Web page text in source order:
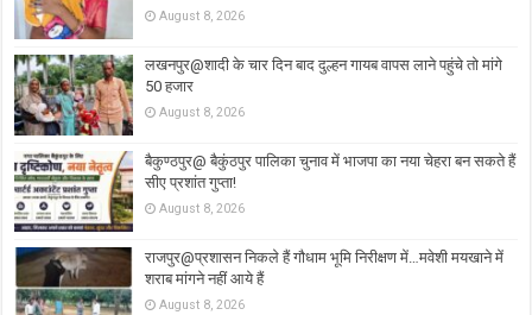
August 8, 2026
लखनपुर@शादी के चार दिन बाद दुल्हन गायब वापस लाने पहुंचे तो मांगे
50 हजार
August 8, 2026
बैकुण्ठपुर@ बैकुंठपुर पालिका चुनाव में भाजपा का नया चेहरा बन सकते हैं
सीए प्रशांत गुप्ता!
August 8, 2026
राजपुर@प्रशासन निकले हैं गौधाम भूमि निरीक्षण में…मवेशी मयखाने में
शराब मांगने नहीं आये हैं
August 8, 2026